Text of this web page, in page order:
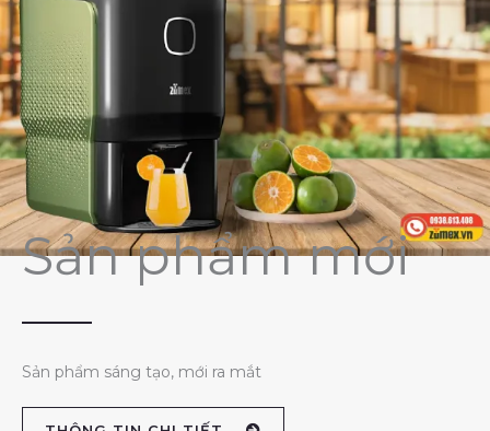
Sản phẩm mới
Sản phẩm sáng tạo, mới ra mắt